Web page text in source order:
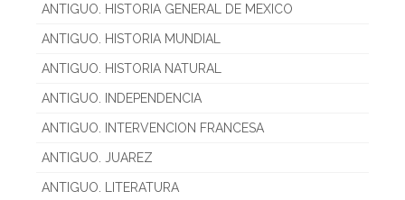
ANTIGUO. HISTORIA GENERAL DE MEXICO
ANTIGUO. HISTORIA MUNDIAL
ANTIGUO. HISTORIA NATURAL
ANTIGUO. INDEPENDENCIA
ANTIGUO. INTERVENCION FRANCESA
ANTIGUO. JUAREZ
ANTIGUO. LITERATURA